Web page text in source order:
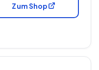
Zum Shop